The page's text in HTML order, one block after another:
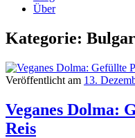
Über
Kategorie:
Veröffentlicht am 13.
Veganes Dolma:
Reis